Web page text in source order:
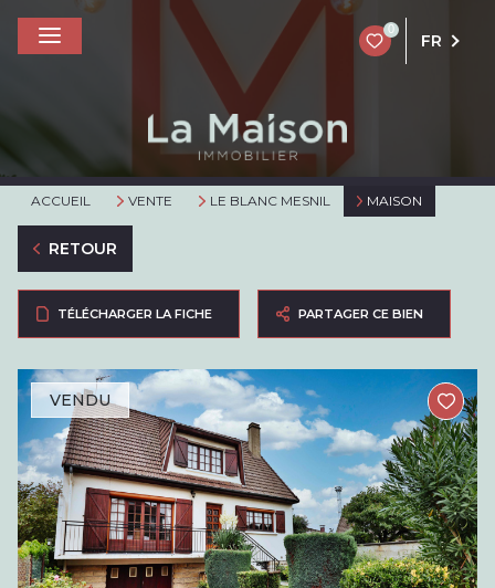
0
FR
ACCUEIL VENTE LE BLANC MESNIL MAISON
RETOUR
TÉLÉCHARGER LA FICHE PARTAGER CE BIEN
VENDU